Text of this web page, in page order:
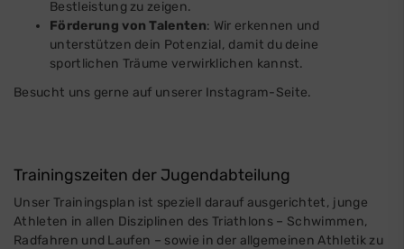
Bestleistung zu zeigen.
Förderung von Talenten: Wir erkennen und
unterstützen dein Potenzial, damit du deine
sportlichen Träume verwirklichen kannst.
Besucht uns gerne auf unserer Instagram-Seite.
Trainingszeiten der Jugendabteilung
Unser Trainingsplan ist speziell darauf ausgerichtet, junge
Athleten in allen Disziplinen des Triathlons – Schwimmen,
Radfahren und Laufen – sowie in der allgemeinen Athletik zu